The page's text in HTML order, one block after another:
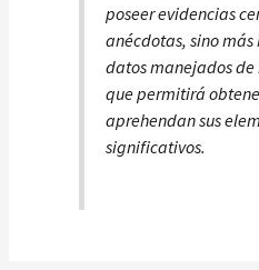
poseer evidencias
anécdotas, sino
datos manejados
que permitirá
aprehendan sus
significativos.